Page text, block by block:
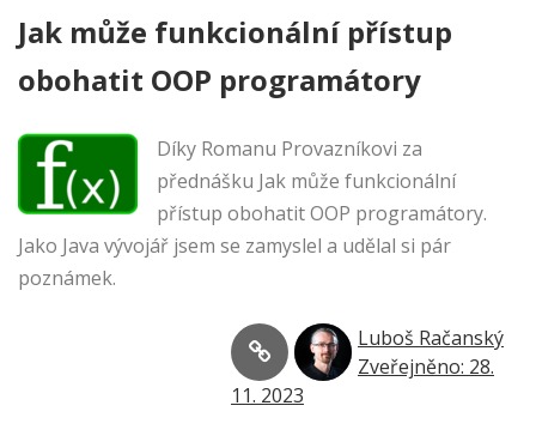
Jak může funkcionální přístup
obohatit OOP programátory
Díky Romanu Provazníkovi za
přednášku Jak může funkcionální
přístup obohatit OOP programátory.
Jako Java vývojář jsem se zamyslel a udělal si pár
poznámek.
Luboš Račanský
Zveřejněno: 28.
11. 2023